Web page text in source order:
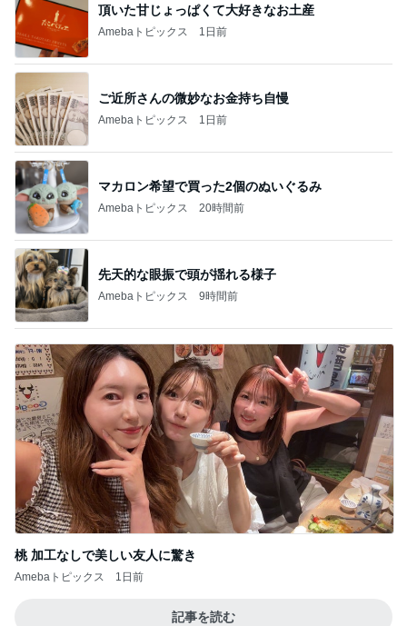
頂いた甘じょっぱくて大好きなお土産
Amebaトピックス 1日前
ご近所さんの微妙なお金持ち自慢
Amebaトピックス 1日前
マカロン希望で買った2個のぬいぐるみ
Amebaトピックス 20時間前
先天的な眼振で頭が揺れる様子
Amebaトピックス 9時間前
桃 加工なしで美しい友人に驚き
Amebaトピックス 1日前
記事を読む